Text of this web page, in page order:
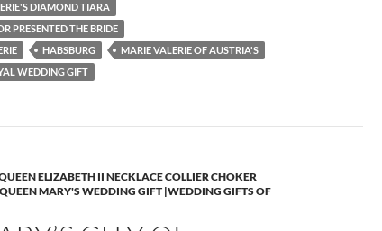
DIAMOND TIARA
PRESENTED THE BRIDE
HABSBURG
MARIE VALERIE OF AUSTRIA'S
WEDDING GIFT
ELIZABETH II NECKLACE COLLIER CHOKER
QUEEN MARY'S WEDDING GIFT |WEDDING GIFTS OF